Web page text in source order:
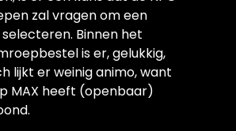
zal vragen om een
Binnen het
is er, gelukkig,
lijkt er weinig animo, want
MAX heeft (openbaar)